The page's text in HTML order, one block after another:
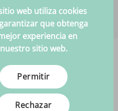
encantados de ayudarte!
web utiliza cookies
que obtenga
experiencia en
nuestro sitio web.
Permitir
Rechazar